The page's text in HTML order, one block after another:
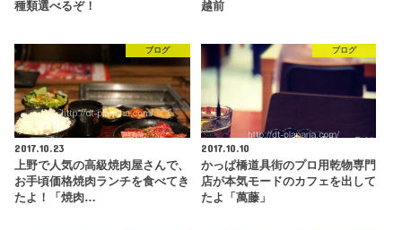
種類選べるぞ！
越前
ブログ
2017.10.23
上野で人気の高級焼肉屋さんで、
お手頃価格焼肉ランチを食べてき
たよ！「焼肉…
ブログ
2017.10.10
かっぱ橋道具街のプロ用乾物専門
店が本気モードのカフェを出して
たよ「萬藤」